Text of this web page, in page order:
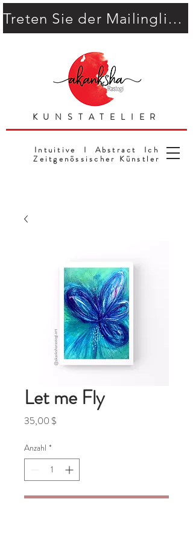
KUNSTATELIER
Intuitive I Abstract Ich
Zeitgenössischer Künstler
Treten Sie der Mailingliste bei
Let me Fly
35,00 $
Anzahl *